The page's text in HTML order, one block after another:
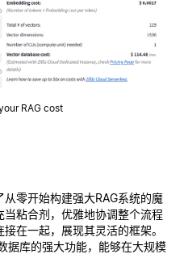
RAG cost
零开始构建强大RAG系统的魔
当粘合剂，优雅地协调整个流程
在一起，展现其灵活的框架。
据库的强大功能，能够在大规模